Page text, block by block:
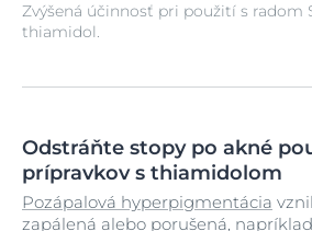
Zvýšená účinnosť pri použití s radom
thiamidol.
Odstráňte stopy po akné
prípravkov s thiamidolom
Pozápalová hyperpigmentácia
zapálená alebo porušená,